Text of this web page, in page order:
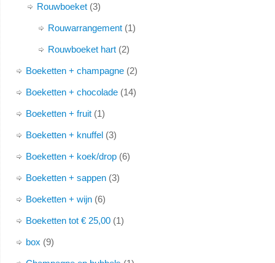
Rouwboeket 3
Rouwarrangement 1
Rouwboeket hart 2
Boeketten + champagne 2
Boeketten + chocolade 14
Boeketten + fruit 1
Boeketten + knuffel 3
Boeketten + koek/drop 6
Boeketten + sappen 3
Boeketten + wijn 6
Boeketten tot € 25,00 1
box 9